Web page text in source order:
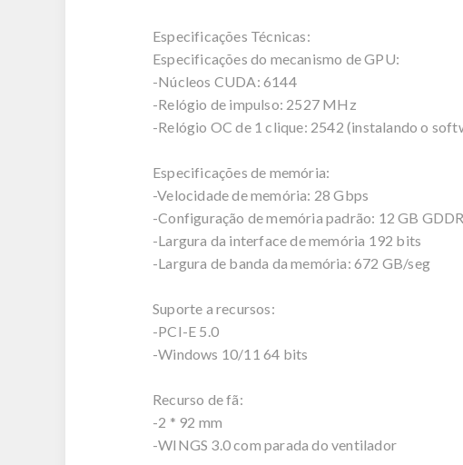
Especificações Técnicas:
Especificações do mecanismo de GPU:
-Núcleos CUDA: 6144
-Relógio de impulso: 2527 MHz
-Relógio OC de 1 clique: 2542 (instalando o
Especificações de memória:
-Velocidade de memória: 28 Gbps
-Configuração de memória padrão: 12 GB
-Largura da interface de memória 192 bits
-Largura de banda da memória: 672 GB/seg
Suporte a recursos:
-PCI-E 5.0
-Windows 10/11 64 bits
Recurso de fã:
-2 * 92 mm
-WINGS 3.0 com parada do ventilador